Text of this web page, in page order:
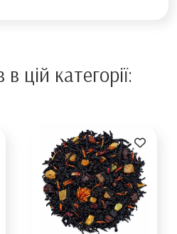
цій категорії: